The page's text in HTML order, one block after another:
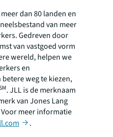
omzet van 20,8
dan 80 landen en
van meer
Gedreven door
van vastgoed vorm
wereld, helpen we
en
weg te kiezen,
. JLL is de merknaam
van Jones Lang
meer informatie
.